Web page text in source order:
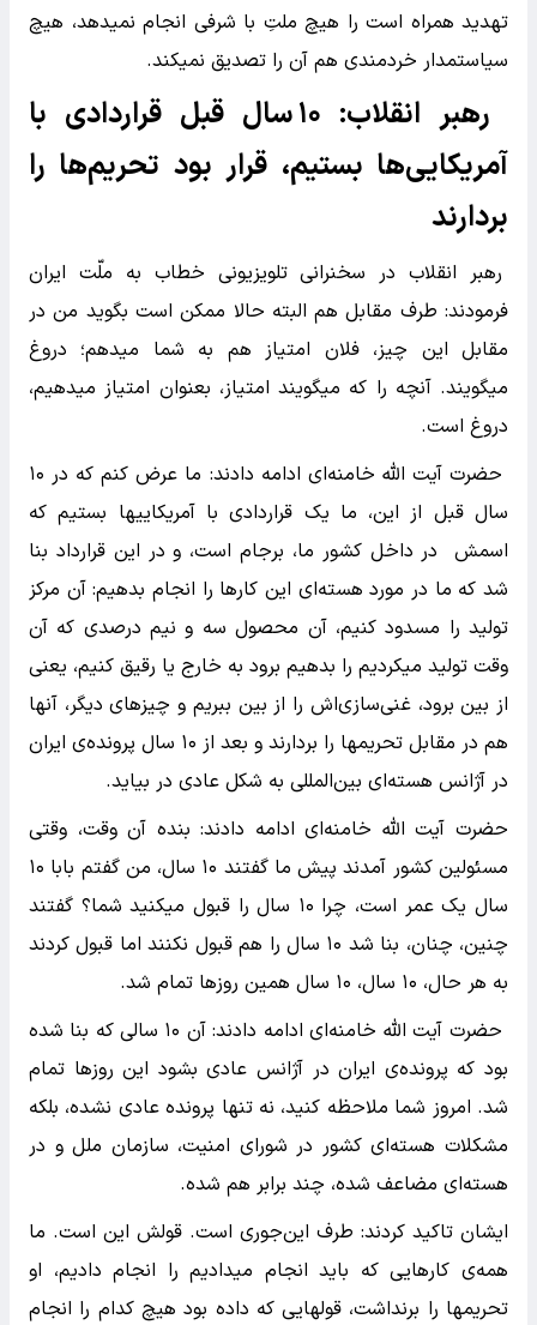
تهدید همراه است را هیچ ملتِ با شرفی انجام نمیدهد،‌ هیچ
سیاستمدار خردمندی هم آن را تصدیق نمیکند.
رهبر انقلاب: ۱۰ سال قبل قراردادی با
آمریکایی‌ها بستیم، قرار بود تحریم‌ها را
بردارند
رهبر انقلاب در سخنرانی تلویزیونی خطاب به ملّت ایران
فرمودند: طرف مقابل هم البته حالا ممکن است بگوید من در
مقابل این چیز، فلان امتیاز هم به شما میدهم؛ دروغ
میگویند. آنچه را که میگویند امتیاز، بعنوان امتیاز میدهیم،
دروغ است.
حضرت آیت الله خامنه‌ای ادامه دادند: ما عرض کنم که در ۱۰
سال قبل از این، ما یک قراردادی با آمریکاییها بستیم که
اسمش در داخل کشور ما، برجام است، و در این قرارداد بنا
شد که ما در مورد هسته‌ای این کارها را انجام بدهیم: آن مرکز
تولید را مسدود کنیم، آن محصول سه و نیم درصدی که آن
وقت تولید میکردیم را بدهیم برود به خارج یا رقیق کنیم، یعنی
از بین برود، غنی‌سازی‌اش را از بین ببریم و چیزهای دیگر، آنها
هم در مقابل تحریمها را بردارند و بعد از ۱۰ سال پرونده‌ی ایران
در آژانس هسته‌ای بین‌المللی به شکل عادی در بیاید.
حضرت آیت الله خامنه‌ای ادامه دادند: بنده آن وقت، وقتی
مسئولین کشور آمدند پیش ما گفتند ۱۰ سال، من گفتم بابا ۱۰
سال یک عمر است،‌ چرا ۱۰ سال را قبول میکنید شما؟ گفتند
چنین، چنان، بنا شد ۱۰ سال را هم قبول نکنند اما قبول کردند
به هر حال، ۱۰ سال، ۱۰ سال همین‌ روزها تمام شد.
حضرت آیت الله خامنه‌ای ادامه دادند: آن ۱۰ سالی که بنا شده
بود که پرونده‌ی ایران در آژانس عادی بشود این روزها تمام
شد. امروز شما ملاحظه کنید، نه تنها پرونده عادی نشده، بلکه
مشکلات هسته‌ای کشور در شورای امنیت، سازمان ملل و در
هسته‌ای مضاعف شده، چند برابر هم شده.
ایشان تاکید کردند: طرف این‌جوری است. قولش این است. ما
همه‌ی کارهایی که باید انجام میدادیم را انجام دادیم، او
تحریمها را برنداشت،‌ قولهایی که داده بود هیچ کدام را انجام